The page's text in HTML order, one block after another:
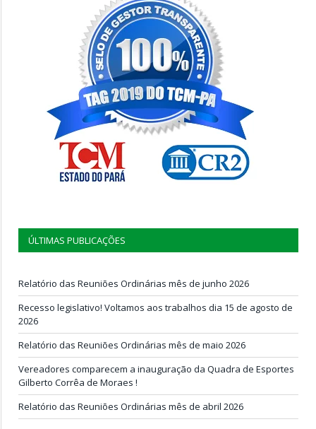
ÚLTIMAS PUBLICAÇÕES
Relatório das Reuniões Ordinárias mês de junho 2026
Recesso legislativo! Voltamos aos trabalhos dia 15 de agosto de
2026
Relatório das Reuniões Ordinárias mês de maio 2026
Vereadores comparecem a inauguração da Quadra de Esportes
Gilberto Corrêa de Moraes !
Relatório das Reuniões Ordinárias mês de abril 2026